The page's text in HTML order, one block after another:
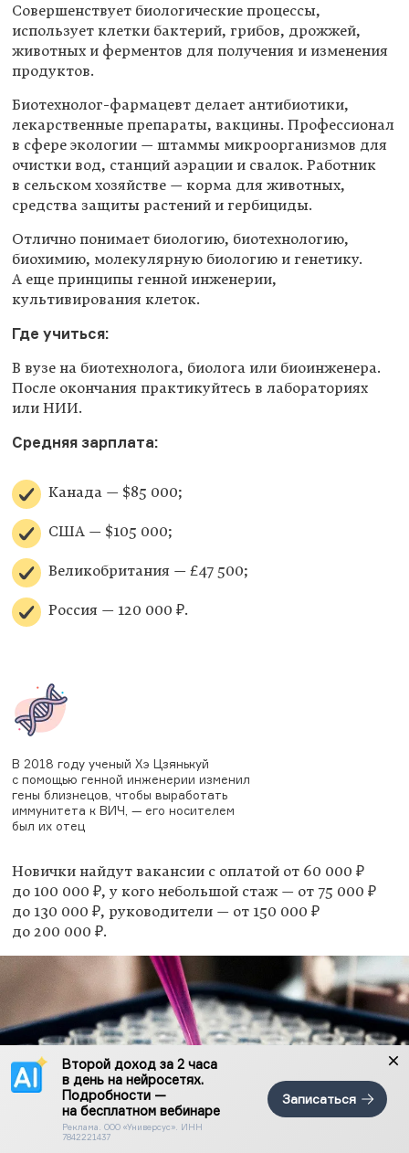
Совершенствует биологические процессы,
использует клетки бактерий, грибов, дрожжей,
животных и ферментов для получения и изменения
продуктов.
Биотехнолог-фармацевт делает антибиотики,
лекарственные препараты, вакцины. Профессионал
в сфере экологии — штаммы микроорганизмов для
очистки вод, станций аэрации и свалок. Работник
в сельском хозяйстве — корма для животных,
средства защиты растений и гербициды.
Отлично понимает биологию, биотехнологию,
биохимию, молекулярную биологию и генетику.
А еще принципы генной инженерии,
культивирования клеток.
Где учиться:
В вузе на биотехнолога, биолога или биоинженера.
После окончания практикуйтесь в лабораториях
или НИИ.
Средняя зарплата:
Канада — $85 000;
США — $105 000;
Великобритания — £47 500;
Россия — 120 000 ₽.
В 2018 году ученый Хэ Цзянькуй
с помощью генной инженерии изменил
гены близнецов, чтобы выработать
иммунитета к ВИЧ, — его носителем
был их отец
Новички найдут вакансии с оплатой от 60 000 ₽
до 100 000 ₽, у кого небольшой стаж — от 75 000 ₽
до 130 000 ₽, руководители — от 150 000 ₽
до 200 000 ₽.
Второй доход за 2 часа
в день на нейросетях.
Подробности —
на бесплатном вебинаре
Реклама. ООО «Универсус». ИНН
7842221437
Записаться